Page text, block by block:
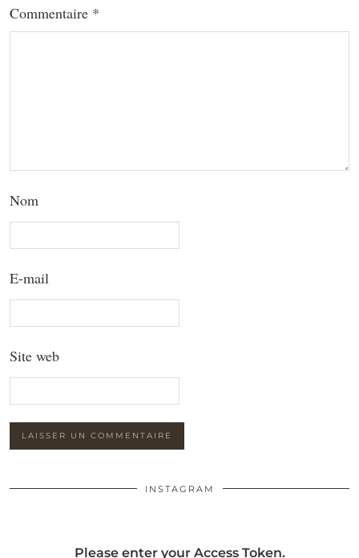
Commentaire *
Nom
E-mail
Site web
INSTAGRAM
Please enter your Access Token.